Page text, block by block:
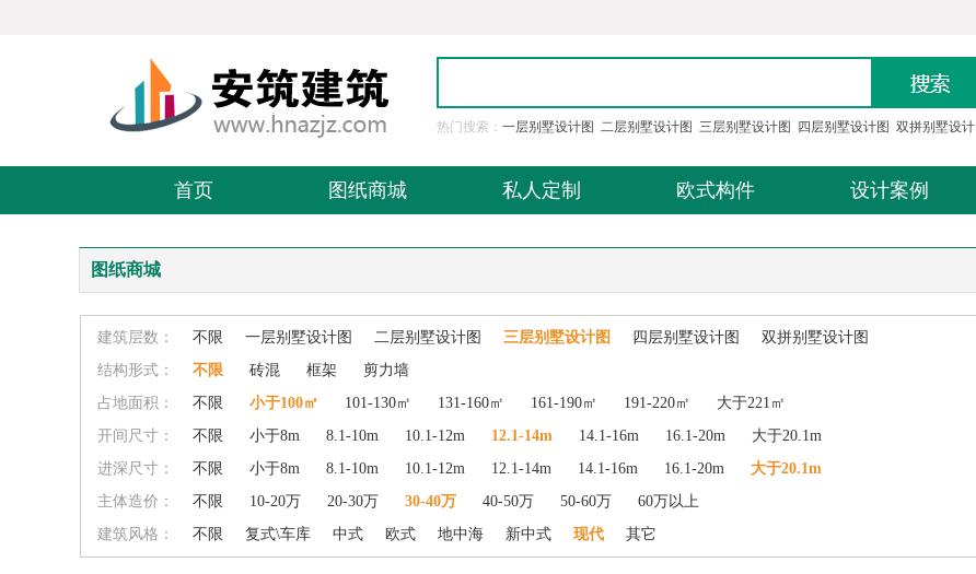
热门搜索： 一层别墅设计图 二层别墅设计图 三层别墅设计图 四层别墅设计图 双拼别墅设计
首页 图纸商城 私人定制 欧式构件 设计案例
图纸商城
建筑层数： 不限 一层别墅设计图 二层别墅设计图 三层别墅设计图 四层别墅设计图
双拼别墅设计图
结构形式：
不限 砖混 框架
剪力墙
占地面积：
不限 小于100㎡ 101-130㎡ 131-160㎡ 161-190㎡ 191-220㎡
大于221㎡
开间尺寸：
不限 小于8m 8.1-10m 10.1-12m 12.1-14m 14.1-16m 16.1-20m
大于20.1m
进深尺寸：
不限 小于8m 8.1-10m 10.1-12m 12.1-14m 14.1-16m 16.1-20m
大于20.1m
主体造价：
不限 10-20万 20-30万 30-40万 40-50万 50-60万
60万以上
建筑风格：
不限 复式\车库 中式 欧式 地中海 新中式 现代 其它